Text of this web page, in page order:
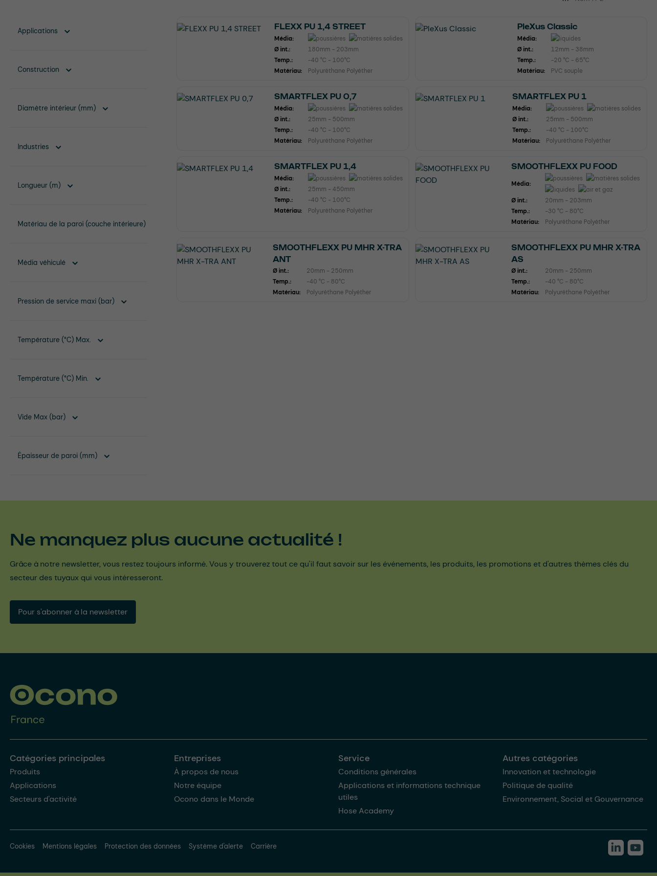
Applications
Construction
Diamètre intérieur (mm)
Industries
Longueur (m)
Matériau de la paroi (couche intérieure)
Média véhiculé
Pression de service maxi (bar)
Température (°C) Max.
Température (°C) Min.
Vide Max (bar)
Épaisseur de paroi (mm)
FLEXX PU 1,4 STREET
Média:
Ø int.:
180mm - 203mm
Temp.:
-40 °C - 100°C
Matériau:
Polyuréthane Polyéther
PleXus Classic
Média:
Ø int.:
12mm - 38mm
Temp.:
-20 °C - 65°C
Matériau:
PVC souple
SMARTFLEX PU 0,7
Média:
Ø int.:
25mm - 500mm
Temp.:
-40 °C - 100°C
Matériau:
Polyuréthane Polyéther
SMARTFLEX PU 1
Média:
Ø int.:
25mm - 500mm
Temp.:
-40 °C - 100°C
Matériau:
Polyuréthane Polyéther
SMARTFLEX PU 1,4
Média:
Ø int.:
25mm - 450mm
Temp.:
-40 °C - 100°C
Matériau:
Polyuréthane Polyéther
SMOOTHFLEXX PU FOOD
Média:
Ø int.:
20mm - 203mm
Temp.:
-30 °C - 80°C
Matériau:
Polyuréthane Polyéther
SMOOTHFLEXX PU MHR X-TRA
ANT
Ø int.:
20mm - 250mm
Temp.:
-40 °C - 80°C
Matériau:
Polyuréthane Polyéther
SMOOTHFLEXX PU MHR X-TRA
AS
Ø int.:
20mm - 250mm
Temp.:
-40 °C - 80°C
Matériau:
Polyuréthane Polyéther
Ne manquez plus aucune actualité !
Grâce à notre newsletter, vous restez toujours informé. Vous y trouverez tout ce qu'il faut savoir sur les événements, les produits, les promotions et d'autres thèmes clés du
secteur des tuyaux qui vous intéresseront.
Pour s'abonner à la newsletter
Catégories principales
Produits
Applications
Secteurs d'activité
Entreprises
À propos de nous
Notre équipe
Ocono dans le Monde
Service
Conditions générales
Applications et informations technique
utiles
Hose Academy
Autres catégories
Innovation et technologie
Politique de qualité
Environnement, Social et Gouvernance
Cookies Mentions légales Protection des données Système d'alerte Carrière